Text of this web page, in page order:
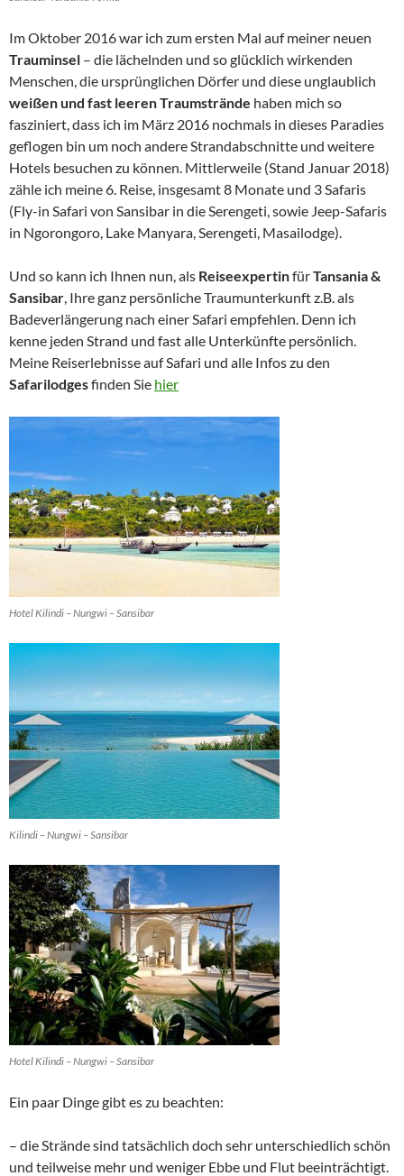
Im Oktober 2016 war ich zum ersten Mal auf meiner neuen
Trauminsel – die lächelnden und so glücklich wirkenden
Menschen, die ursprünglichen Dörfer und diese unglaublich
weißen und fast leeren Traumstrände haben mich so
fasziniert, dass ich im März 2016 nochmals in dieses Paradies
geflogen bin um noch andere Strandabschnitte und weitere
Hotels besuchen zu können. Mittlerweile (Stand Januar 2018)
zähle ich meine 6. Reise, insgesamt 8 Monate und 3 Safaris
(Fly-in Safari von Sansibar in die Serengeti, sowie Jeep-Safaris
in Ngorongoro, Lake Manyara, Serengeti, Masailodge).
Und so kann ich Ihnen nun, als ReiseexpertinfürTansania &
Sansibar, Ihre ganz persönliche Traumunterkunft z.B. als
Badeverlängerung nach einer Safari empfehlen. Denn ich
kenne jeden Strand und fast alle Unterkünfte persönlich.
Meine Reiserlebnisse auf Safari und alle Infos zu den
Safarilodgesfinden Sie hier
Hotel Kilindi – Nungwi – Sansibar
Kilindi – Nungwi – Sansibar
Hotel Kilindi – Nungwi – Sansibar
Ein paar Dinge gibt es zu beachten:
– die Strände sind tatsächlich doch sehr unterschiedlich schön
und teilweise mehr und weniger Ebbe und Flut beeinträchtigt.